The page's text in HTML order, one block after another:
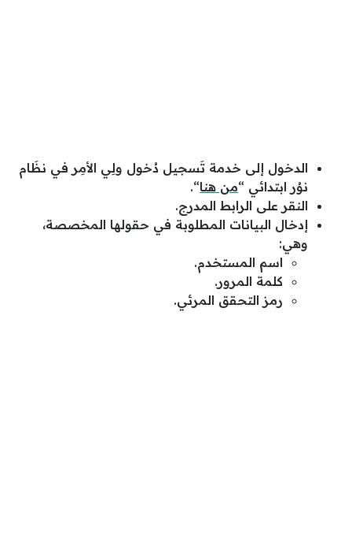
الدخول إلى خدمة تَسجيل دُخول ولِي الأمِر في نظَام
نوُر ابتدائي “من هنا“.
النقر على الرابط المدرج.
إدخال البيانات المطلوبة في حقولها المخصصة،
وهي:
اسم المستخدم.
كلمة المرور.
رمز التحقق المرئي.